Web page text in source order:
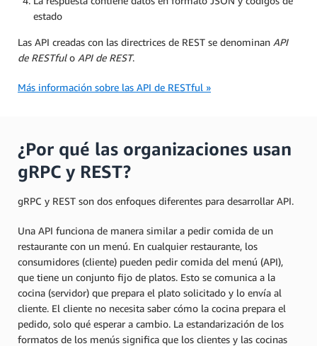
estado
Las API creadas con las directrices de REST se denominan API
de RESTfulo API de REST.
Más información sobre las API de RESTful »
¿Por qué las organizaciones usan
gRPC y REST?
gRPC y REST son dos enfoques diferentes para desarrollar API.
Una API funciona de manera similar a pedir comida de un
restaurante con un menú. En cualquier restaurante, los
consumidores (cliente) pueden pedir comida del menú (API),
que tiene un conjunto fijo de platos. Esto se comunica a la
cocina (servidor) que prepara el plato solicitado y lo envía al
cliente. El cliente no necesita saber cómo la cocina prepara el
pedido, solo qué esperar a cambio. La estandarización de los
formatos de los menús significa que los clientes y las cocinas